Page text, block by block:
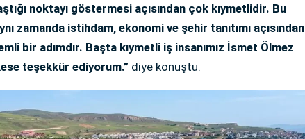
noktayı göstermesi açısından çok kıymetlidir. Bu
zamanda istihdam, ekonomi ve şehir tanıtımı açısından
bir adımdır. Başta kıymetli iş insanımız İsmet Ölmez
teşekkür ediyorum.” diye konuştu.